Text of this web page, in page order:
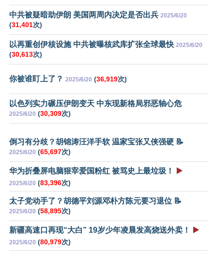
中共被疑暗助伊朗 美国两周内决定是否出兵 2025/6/20
(31,401次)
以再重创伊核设施 中共被曝核武库扩张全球最快 2025/6/20
(30,613次)
你被谁盯上了？ 2025/6/20 (36,919次)
以色列实力碾压伊朗变天 中东现新格局邪恶轴心危
2025/6/20 (30,309次)
倒习有分歧？胡锦涛汪洋手软 温家宝张又侠强硬 📝
2025/6/20 (65,697次)
华为折叠屏电脑狠宰爱国粉红 被骂史上最垃圾！ ▶️
2025/6/20 (83,396次)
太子党动手了？胡德平刘源邓朴方陈元要习退位 📝
2025/6/20 (58,895次)
新疆高速口再现“大白” 19岁少年凌晨发高烧送外卖！ ▶️
2025/6/20 (80,979次)